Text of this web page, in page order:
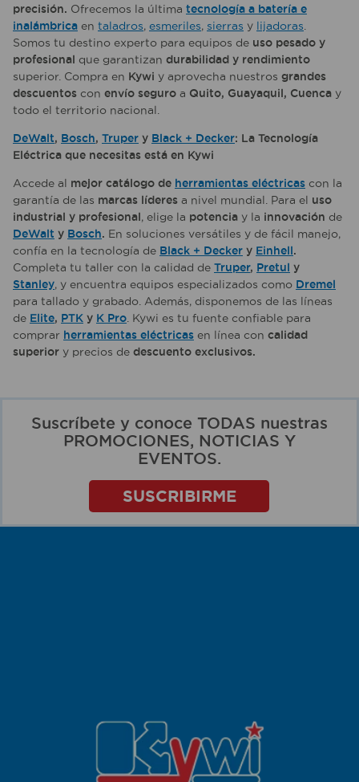
precisión. Ofrecemos la última tecnología a batería e
inalámbrica en taladros, esmeriles, sierras y lijadoras
Somos tu destino experto para equipos de uso pesado y
profesional que garantizan durabilidad y rendimiento
superior. Compra en Kywi y aprovecha nuestros grandes
descuentos con envío seguro a Quito, Guayaquil, Cuenca y
todo el territorio nacional.
DeWalt, Bosch, Truper y Black + Decker: La Tecnología
Eléctrica que necesitas está en Kywi
Accede al mejor catálogo de herramientas eléctricas con la
garantía de las marcas líderes a nivel mundial. Para el uso
industrial y profesional, elige la potencia y la innovación de
DeWalt y Bosch. En soluciones versátiles y de fácil manejo,
confía en la tecnología de Black + Decker y Einhell.
Completa tu taller con la calidad de Truper, Pretul y
Stanley, y encuentra equipos especializados como Dremel
para tallado y grabado. Además, disponemos de las líneas
de Elite, PTK y K Pro . Kywi es tu fuente confiable para
comprar herramientas eléctricas en línea con calidad
superior y precios de descuento exclusivos.
Suscríbete y conoce TODAS nuestras
PROMOCIONES, NOTICIAS Y
EVENTOS.
SUSCRIBIRME